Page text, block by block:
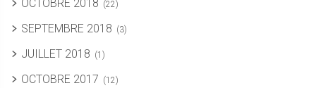
OCTOBRE 2018 (22)
SEPTEMBRE 2018 (3)
JUILLET 2018 (1)
OCTOBRE 2017 (12)